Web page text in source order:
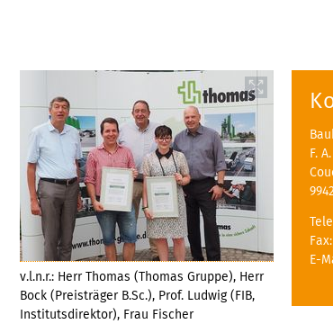
v.l.n.r.: Herr Thomas (Thomas Gruppe), Herr
Bock (Preisträger B.Sc.), Prof. Ludwig (FIB,
Institutsdirektor), Frau Fischer
F.
E-